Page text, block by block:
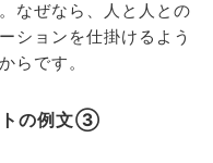
なぜなら、人と人との
ションを仕掛けるよう
らです。
トの例文③